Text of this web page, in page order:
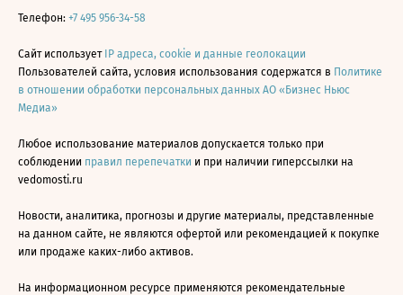
Телефон: +7 495 956-34-58
Сайт использует IP адреса, cookie и данные геолокации
Пользователей сайта, условия использования содержатся в Политике
в отношении обработки персональных данных АО «Бизнес Ньюс
Медиа»
Любое использование материалов допускается только при
соблюдении правил перепечатки и при наличии гиперссылки на
vedomosti.ru
Новости, аналитика, прогнозы и другие материалы, представленные
на данном сайте, не являются офертой или рекомендацией к покупке
или продаже каких-либо активов.
На информационном ресурсе применяются рекомендательные